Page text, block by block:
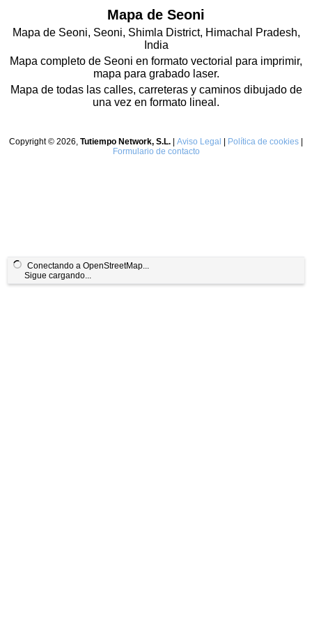
Conectando a OpenStreetMap...
Sigue cargando...
Mapa de Seoni
Mapa de Seoni, Seoni, Shimla District, Himachal Pradesh,
India
Mapa completo de Seoni en formato vectorial para imprimir,
mapa para grabado laser.
Mapa de todas las calles, carreteras y caminos dibujado de
una vez en formato lineal.
Copyright © 2026, Tutiempo Network, S.L. Aviso Legal Política de cookies
Formulario de contacto